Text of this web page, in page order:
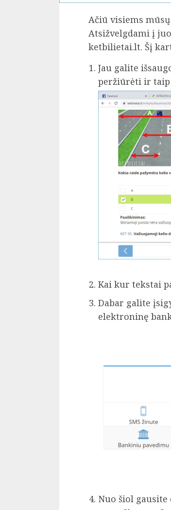
Ačiū visiems
Atsižvelgdami į
ketbilietai.lt. Šį
Jau galite
peržiūrėti ir taip
Kai kur tekstai
Dabar galite
elektroninę
Nuo šiol